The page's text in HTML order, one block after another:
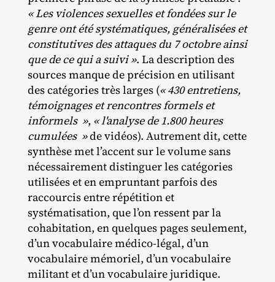
« Les violences sexuelles et fondées sur le
genre ont été systématiques, généralisées et
constitutives des attaques du 7 octobre ainsi
que de ce qui a suivi ». La description des
sources manque de précision en utilisant
des catégories très larges (« 430 entretiens,
témoignages et rencontres formels et
informels », « l'analyse de 1.800 heures
cumulées »de vidéos). Autrement dit, cette
synthèse met l’accent sur le volume sans
nécessairement distinguer les catégories
utilisées et en empruntant parfois des
raccourcis entre répétition et
systématisation, que l’on ressent par la
cohabitation, en quelques pages seulement,
d’un vocabulaire médico‐​légal, d’un
vocabulaire mémoriel, d’un vocabulaire
militant et d’un vocabulaire juridique.